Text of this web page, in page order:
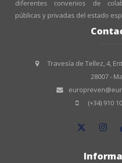
diferentes convenios de
públicas y privadas del estado
Travesía de Tellez, 4,
28007 -
(+34) 910